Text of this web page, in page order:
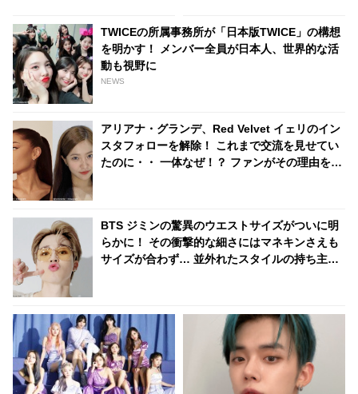
TWICEの所属事務所が「日本版TWICE」の構想
を明かす！ メンバー全員が日本人、世界的な活
動も視野に
NEWS
アリアナ・グランデ、Red Velvet イェリのイン
スタフォローを解除！ これまで交流を見せてい
たのに・・ 一体なぜ！？ ファンがその理由を推
BTS ジミンの驚異のウエストサイズがついに明
らかに！ その衝撃的な細さにはマネキンさえも
サイズが合わず… 並外れたスタイルの持ち主で